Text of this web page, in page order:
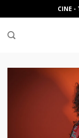
to
content
CINE -